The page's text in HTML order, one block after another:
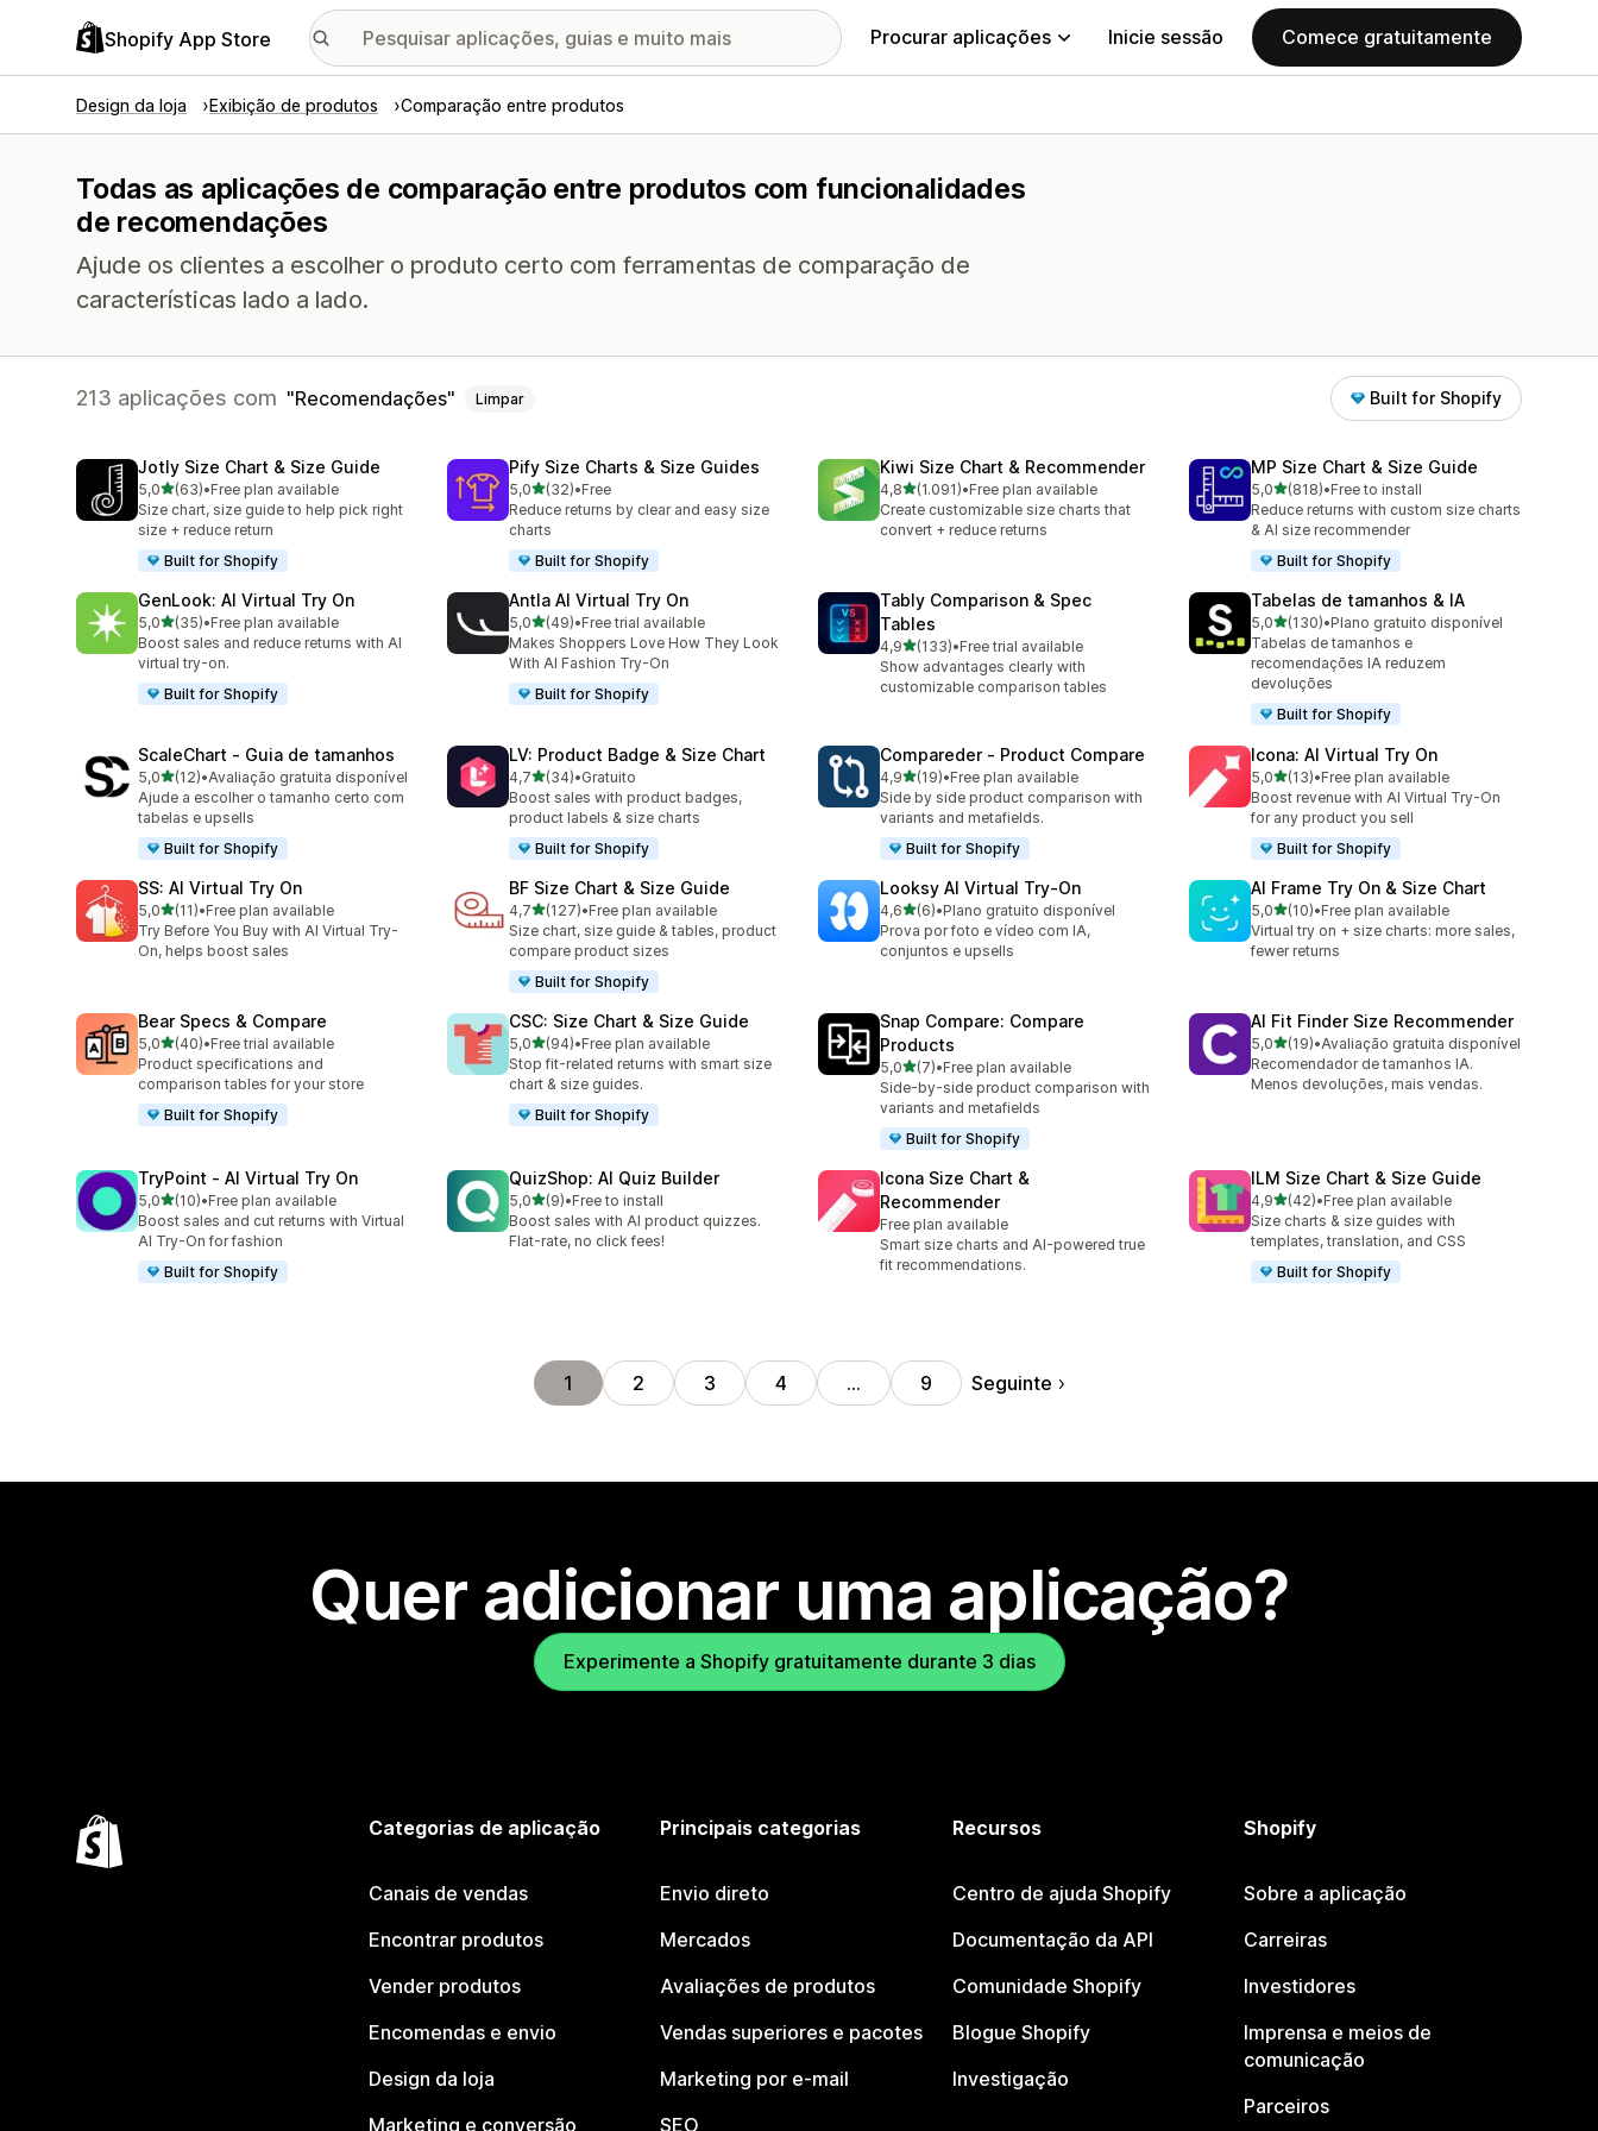
Shopify App Store Procurar aplicações Inicie sessão Comece gratuitamente
Design da loja Exibição de produtos Comparação entre produtos
Todas as aplicações de comparação entre produtos com funcionalidades
de recomendações
Ajude os clientes a escolher o produto certo com ferramentas de comparação de
características lado a lado.
213 aplicações com Recomendações Limpar Built for Shopify
Jotly Size Chart & Size Guide
5,0de 5 estrelas
(63)
63 total de avaliações
•Free plan available
Size chart, size guide to help pick right
size + reduce return
Built for Shopify
Pify Size Charts & Size Guides
5,0de 5 estrelas
(32)
32 total de avaliações
•Free
Reduce returns by clear and easy size
charts
Built for Shopify
Kiwi Size Chart & Recommender
4,8de 5 estrelas
(1.091)
1091 total de avaliações
•Free plan available
Create customizable size charts that
convert + reduce returns
MP Size Chart & Size Guide
5,0de 5 estrelas
(818)
818 total de avaliações
•Free to install
Reduce returns with custom size charts
& AI size recommender
Built for Shopify
GenLook: AI Virtual Try On
5,0de 5 estrelas
(35)
35 total de avaliações
•Free plan available
Boost sales and reduce returns with AI
virtual try-on.
Built for Shopify
Antla AI Virtual Try On
5,0de 5 estrelas
(49)
49 total de avaliações
•Free trial available
Makes Shoppers Love How They Look
With AI Fashion Try-On
Built for Shopify
Tably Comparison & Spec
Tables
4,9de 5 estrelas
(133)
133 total de avaliações
•Free trial available
Show advantages clearly with
customizable comparison tables
Tabelas de tamanhos & IA
5,0de 5 estrelas
(130)
130 total de avaliações
•Plano gratuito disponível
Tabelas de tamanhos e
recomendações IA reduzem
devoluções
Built for Shopify
ScaleChart ‑ Guia de tamanhos
5,0de 5 estrelas
(12)
12 total de avaliações
•Avaliação gratuita disponível
Ajude a escolher o tamanho certo com
tabelas e upsells
Built for Shopify
LV: Product Badge & Size Chart
4,7de 5 estrelas
(34)
34 total de avaliações
•Gratuito
Boost sales with product badges,
product labels & size charts
Built for Shopify
Compareder ‑ Product Compare
4,9de 5 estrelas
(19)
19 total de avaliações
•Free plan available
Side by side product comparison with
variants and metafields.
Built for Shopify
Icona: AI Virtual Try On
5,0de 5 estrelas
(13)
13 total de avaliações
•Free plan available
Boost revenue with AI Virtual Try-On
for any product you sell
Built for Shopify
SS: AI Virtual Try On
5,0de 5 estrelas
(11)
11 total de avaliações
•Free plan available
Try Before You Buy with AI Virtual Try-
On, helps boost sales
BF Size Chart & Size Guide
4,7de 5 estrelas
(127)
127 total de avaliações
•Free plan available
Size chart, size guide & tables, product
compare product sizes
Built for Shopify
Looksy AI Virtual Try‑On
4,6de 5 estrelas
(6)
6 total de avaliações
•Plano gratuito disponível
Prova por foto e vídeo com IA,
conjuntos e upsells
AI Frame Try On & Size Chart
5,0de 5 estrelas
(10)
10 total de avaliações
•Free plan available
Virtual try on + size charts: more sales,
fewer returns
Bear Specs & Compare
5,0de 5 estrelas
(40)
40 total de avaliações
•Free trial available
Product specifications and
comparison tables for your store
Built for Shopify
CSC: Size Chart & Size Guide
5,0de 5 estrelas
(94)
94 total de avaliações
•Free plan available
Stop fit-related returns with smart size
chart & size guides.
Built for Shopify
Snap Compare: Compare
Products
5,0de 5 estrelas
(7)
7 total de avaliações
•Free plan available
Side-by-side product comparison with
variants and metafields
Built for Shopify
AI Fit Finder Size Recommender
5,0de 5 estrelas
(19)
19 total de avaliações
•Avaliação gratuita disponível
Recomendador de tamanhos IA.
Menos devoluções, mais vendas.
TryPoint ‑ AI Virtual Try On
5,0de 5 estrelas
(10)
10 total de avaliações
•Free plan available
Boost sales and cut returns with Virtual
AI Try-On for fashion
Built for Shopify
QuizShop: AI Quiz Builder
5,0de 5 estrelas
(9)
9 total de avaliações
•Free to install
Boost sales with AI product quizzes.
Flat-rate, no click fees!
Icona Size Chart &
Recommender
Free plan available
Smart size charts and AI-powered true
fit recommendations.
ILM Size Chart & Size Guide
4,9de 5 estrelas
(42)
42 total de avaliações
•Free plan available
Size charts & size guides with
templates, translation, and CSS
Built for Shopify
1 2 3 4 … 9 Seguinte
Quer adicionar uma aplicação?
Experimente a Shopify gratuitamente durante 3 dias
Categorias de aplicação
Canais de vendas
Encontrar produtos
Vender produtos
Encomendas e envio
Design da loja
Marketing e conversão
Principais categorias
Envio direto
Mercados
Avaliações de produtos
Vendas superiores e pacotes
Marketing por e-mail
SEO
Recursos
Centro de ajuda Shopify
Documentação da API
Comunidade Shopify
Blogue Shopify
Investigação
Shopify
Sobre a aplicação
Carreiras
Investidores
Imprensa e meios de
comunicação
Parceiros